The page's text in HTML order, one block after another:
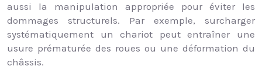
aussi la manipulation appropriée pour éviter les
dommages structurels. Par exemple, surcharger
systématiquement un chariot peut entraîner une
usure prématurée des roues ou une déformation du
châssis.